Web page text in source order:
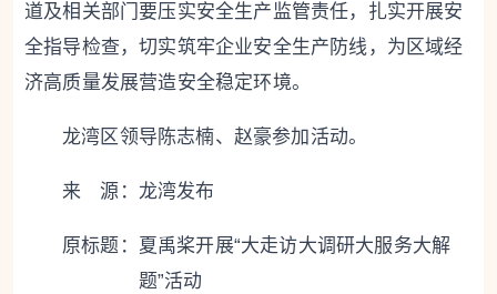
道及相关部门要压实安全生产监管责任，扎实开展安
全指导检查，切实筑牢企业安全生产防线，为区域经
济高质量发展营造安全稳定环境。
龙湾区领导陈志楠、赵豪参加活动。
来 源：龙湾发布
原标题： 夏禹桨开展“大走访大调研大服务大解
题”活动